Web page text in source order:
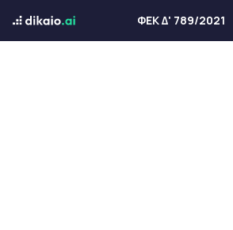
ΦΕΚ Δ' 789/2021